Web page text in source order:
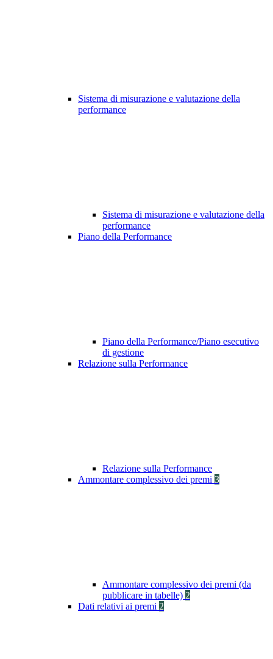
Sistema di misurazione e valutazione della
performance
Sistema di misurazione e valutazione della
performance
Piano della Performance
Piano della Performance/Piano esecutivo
di gestione
Relazione sulla Performance
Relazione sulla Performance
Ammontare complessivo dei premi 3
Ammontare complessivo dei premi (da
pubblicare in tabelle) 2
Dati relativi ai premi 2